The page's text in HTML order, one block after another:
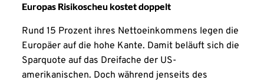
Europas Risikoscheu kostet doppelt
Rund 15 Prozent ihres Nettoeinkommens legen die
Europäer auf die hohe Kante. Damit beläuft sich die
Sparquote auf das Dreifache der US-
amerikanischen. Doch während jenseits des